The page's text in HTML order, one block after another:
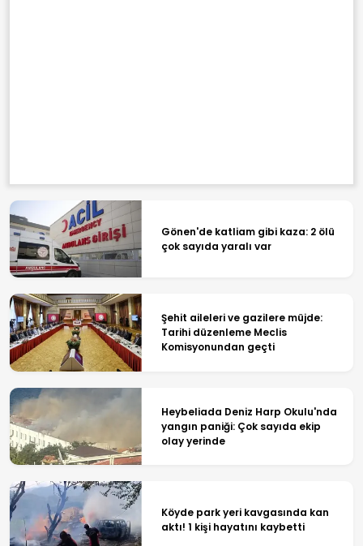
Gönen'de katliam gibi kaza: 2 ölü
çok sayıda yaralı var
Şehit aileleri ve gazilere müjde:
Tarihi düzenleme Meclis
Komisyonundan geçti
Heybeliada Deniz Harp Okulu'nda
yangın paniği: Çok sayıda ekip
olay yerinde
Köyde park yeri kavgasında kan
aktı! 1 kişi hayatını kaybetti